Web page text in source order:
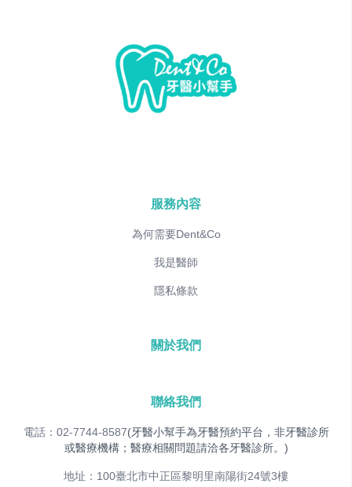
服務內容
為何需要Dent&Co
我是醫師
隱私條款
關於我們
聯絡我們
電話：02-7744-8587(牙醫小幫手為牙醫預約平台，非牙醫診所
或醫療機構；醫療相關問題請洽各牙醫診所。)
地址：100臺北市中正區黎明里南陽街24號3樓